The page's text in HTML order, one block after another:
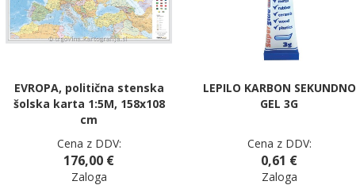
EVROPA, politična stenska
šolska karta 1:5M, 158x108
cm
Cena z DDV:
176,00 €
Zaloga
LEPILO KARBON SEKUNDNO
GEL 3G
Cena z DDV:
0,61 €
Zaloga